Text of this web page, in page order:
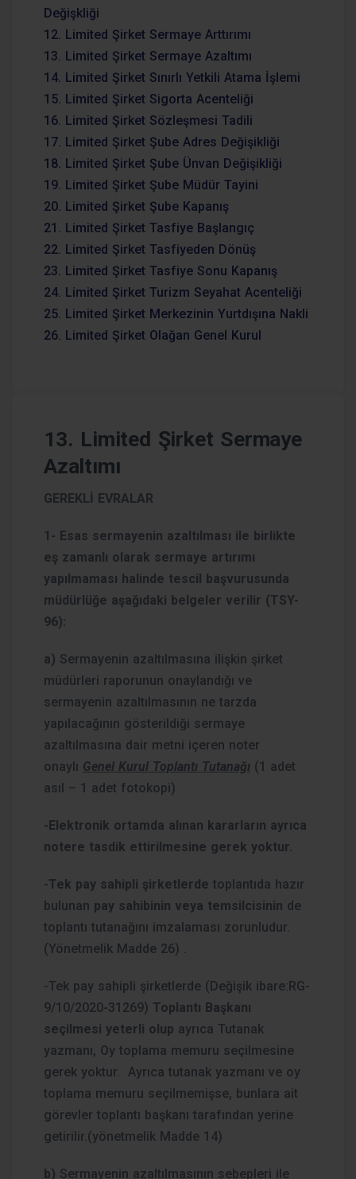
Değişkliği
12. Limited Şirket Sermaye Arttırımı
13. Limited Şirket Sermaye Azaltımı
14. Limited Şirket Sınırlı Yetkili Atama İşlemi
15. Limited Şirket Sigorta Acenteliği
16. Limited Şirket Sözleşmesi Tadili
17. Limited Şirket Şube Adres Değişikliği
18. Limited Şirket Şube Ünvan Değişikliği
19. Limited Şirket Şube Müdür Tayini
20. Limited Şirket Şube Kapanış
21. Limited Şirket Tasfiye Başlangıç
22. Limited Şirket Tasfiyeden Dönüş
23. Limited Şirket Tasfiye Sonu Kapanış
24. Limited Şirket Turizm Seyahat Acenteliği
25. Limited Şirket Merkezinin Yurtdışına Nakli
26. Limited Şirket Olağan Genel Kurul
13. Limited Şirket Sermaye
Azaltımı
GEREKLİ EVRALAR
1- Esas sermayenin azaltılması ile birlikte
eş zamanlı olarak sermaye artırımı
yapılmaması halinde tescil başvurusunda
müdürlüğe aşağıdaki belgeler verilir (TSY-
96):
a) Sermayenin azaltılmasına ilişkin şirket
müdürleri raporunun onaylandığı ve
sermayenin azaltılmasının ne tarzda
yapılacağının gösterildiği sermaye
azaltılmasına dair metni içeren noter
onaylı Genel Kurul Toplantı Tutanağı (1 adet
asıl – 1 adet fotokopi)
-Elektronik ortamda alınan kararların ayrıca
notere tasdik ettirilmesine gerek yoktur.
-Tek pay sahipli şirketlerde toplantıda hazır
bulunan pay sahibinin veya temsilcisinin de
toplantı tutanağını imzalaması zorunludur.
(Yönetmelik Madde 26) .
-Tek pay sahipli şirketlerde (Değişik ibare:RG-
9/10/2020-31269) Toplantı Başkanı
seçilmesi yeterli olup ayrıca Tutanak
yazmanı, Oy toplama memuru seçilmesine
gerek yoktur. Ayrıca tutanak yazmanı ve oy
toplama memuru seçilmemişse, bunlara ait
görevler toplantı başkanı tarafından yerine
getirilir.(yönetmelik Madde 14)
b) Sermayenin azaltılmasının sebepleri ile